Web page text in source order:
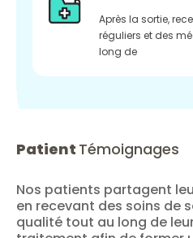
Après la sortie,
réguliers et des
long de
Patient Témoignages
Nos patients partagent
en recevant des soins de
qualité tout au long de